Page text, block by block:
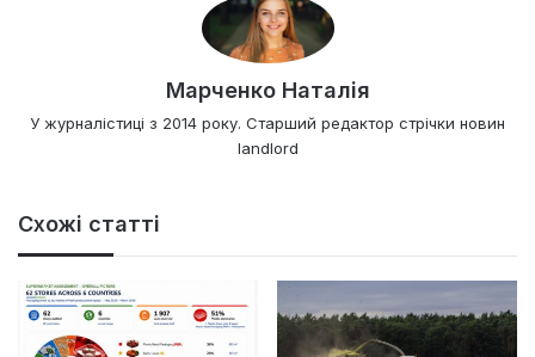
Марченко Наталія
У журналістиці з 2014 року. Старший редактор стрічки новин
landlord
Схожі статті